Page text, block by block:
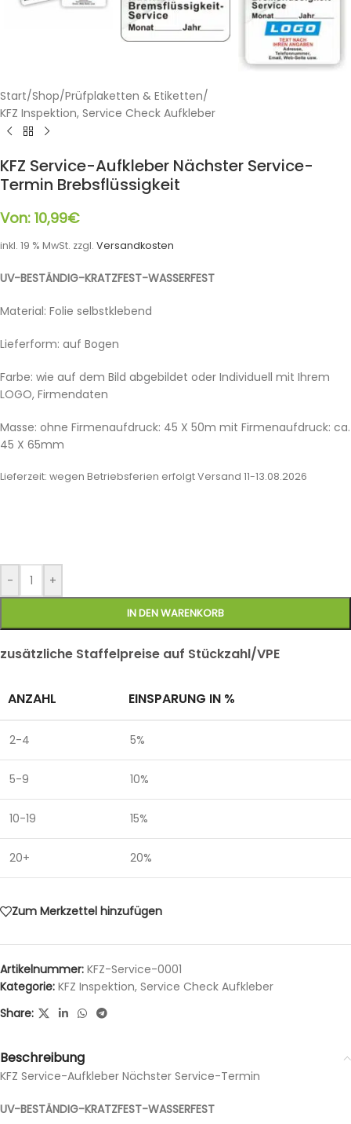
Start/Shop/Prüfplaketten & Etiketten/
KFZ Inspektion, Service Check Aufkleber
KFZ Service-Aufkleber Nächster Service-
Termin Brebsflüssigkeit
Von: 10,99€
inkl. 19 % MwSt. zzgl. Versandkosten
UV-BESTÄNDIG-KRATZFEST-WASSERFEST
Material: Folie selbstklebend
Lieferform: auf Bogen
Farbe: wie auf dem Bild abgebildet oder Individuell mit Ihrem
LOGO, Firmendaten
Masse: ohne Firmenaufdruck: 45 X 50m mit Firmenaufdruck: ca.
45 X 65mm
Lieferzeit: wegen Betriebsferien erfolgt Versand 11-13.08.2026
- +
IN DEN WARENKORB
zusätzliche Staffelpreise auf Stückzahl/VPE
ANZAHL EINSPARUNG IN %
2-4 5%
5-9 10%
10-19 15%
20+ 20%
Zum Merkzettel hinzufügen
Artikelnummer: KFZ-Service-0001
Kategorie: KFZ Inspektion, Service Check Aufkleber
Share:
Beschreibung
KFZ Service-Aufkleber Nächster Service-Termin
UV-BESTÄNDIG-KRATZFEST-WASSERFEST